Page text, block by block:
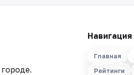
Навигация
Главная
Рейтинги